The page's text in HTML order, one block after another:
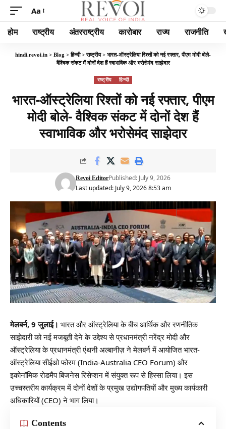
Aa
होम राष्ट्रीय अंतरराष्ट्रीय कारोबार राज्य राजनीति
hindi.revoi.in > Blog >हिन्दी>राष्ट्रीय> भारत-ऑस्ट्रेलिया रिश्तों को नई रफ्तार, पीएम मोदी बोले-
वैश्विक संकट में दोनों देश हैं स्वाभाविक और भरोसेमंद साझेदार
राष्ट्रीय हिन्दी
भारत-ऑस्ट्रेलिया रिश्तों को नई रफ्तार, पीएम
मोदी बोले- वैश्विक संकट में दोनों देश हैं
स्वाभाविक और भरोसेमंद साझेदार
Last updated: July 9, 2026 8:53 am
Revoi EditorPublished: July 9, 2026
मेलबर्न, 9 जुलाई। भारत और ऑस्ट्रेलिया के बीच आर्थिक और रणनीतिक
साझेदारी को नई मजबूती देने के उद्देश्य से प्रधानमंत्री नरेंद्र मोदी और
ऑस्ट्रेलिया के प्रधानमंत्री एंथनी अल्बानीज़ ने मेलबर्न में आयोजित भारत-
ऑस्ट्रेलिया सीईओ फोरम (India-Australia CEO Forum) और
इकोनॉमिक रोडमैप बिजनेस रिसेप्शन में संयुक्त रूप से हिस्सा लिया। इस
उच्चस्तरीय कार्यक्रम में दोनों देशों के प्रमुख उद्योगपतियों और मुख्य कार्यकारी
अधिकारियों (CEO) ने भाग लिया।
Contents